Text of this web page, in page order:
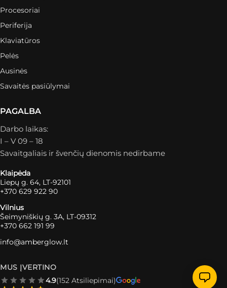
Procesoriai
Periferija
Klaviatūros
Pelės
Ausinės
Savaitės pasiūlymai
PAGALBA
Darbo laikas:
I – V 09 – 18
Savaitgaliais ir švenčių dienomis nedirbame
Klaipėda
Liepų g. 64, LT-92101
+370 629 922 90
Vilnius
Šeimyniškių g. 3A, LT-09312
+370 662 191 99
info@amberglow.lt
MUS ĮVERTINO
4.9(152 Atsiliepimai)